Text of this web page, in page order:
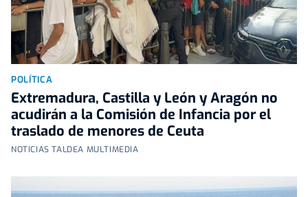
POLÍTICA
Extremadura, Castilla y León y Aragón no
acudirán a la Comisión de Infancia por el
traslado de menores de Ceuta
NOTICIAS TALDEA MULTIMEDIA